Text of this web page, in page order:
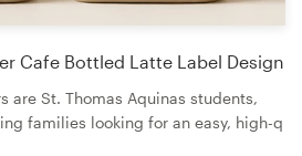
Cafe Bottled Latte Label Design
are St. Thomas Aquinas students,
families looking for an easy, high-q